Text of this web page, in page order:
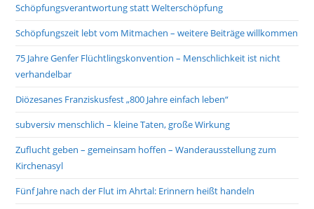
Schöpfungsverantwortung statt Welterschöpfung
Schöpfungszeit lebt vom Mitmachen – weitere Beiträge willkommen
75 Jahre Genfer Flüchtlingskonvention – Menschlichkeit ist nicht
verhandelbar
Diözesanes Franziskusfest „800 Jahre einfach leben“
subversiv menschlich – kleine Taten, große Wirkung
Zuflucht geben – gemeinsam hoffen – Wanderausstellung zum
Kirchenasyl
Fünf Jahre nach der Flut im Ahrtal: Erinnern heißt handeln